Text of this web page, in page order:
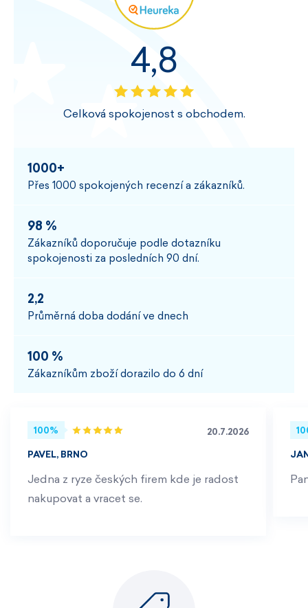
4,8
Celková spokojenost s obchodem.
1000+
Přes 1000 spokojených recenzí a zákazníků.
98 %
Zákazníků doporučuje podle dotazníku
spokojenosti za posledních 90 dní.
2,2
Průměrná doba dodání ve dnech
100 %
Zákazníkům zboží dorazilo do 6 dní
100% 20.7.2026
PAVEL, BRNO
Jedna z ryze českých firem kde je radost
nakupovat a vracet se.